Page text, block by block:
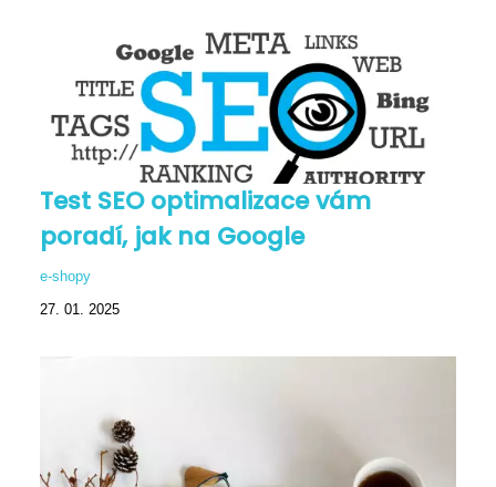
Test SEO optimalizace vám
poradí, jak na Google
e-shopy
27. 01. 2025